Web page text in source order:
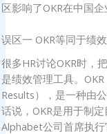
区影响了OKR在中国企
误区一 OKR等同于绩
很多HR讨论OKR时，
是绩效管理工具。
Results），是一种由
话说，OKR是用于制
Alphabet公司首席执